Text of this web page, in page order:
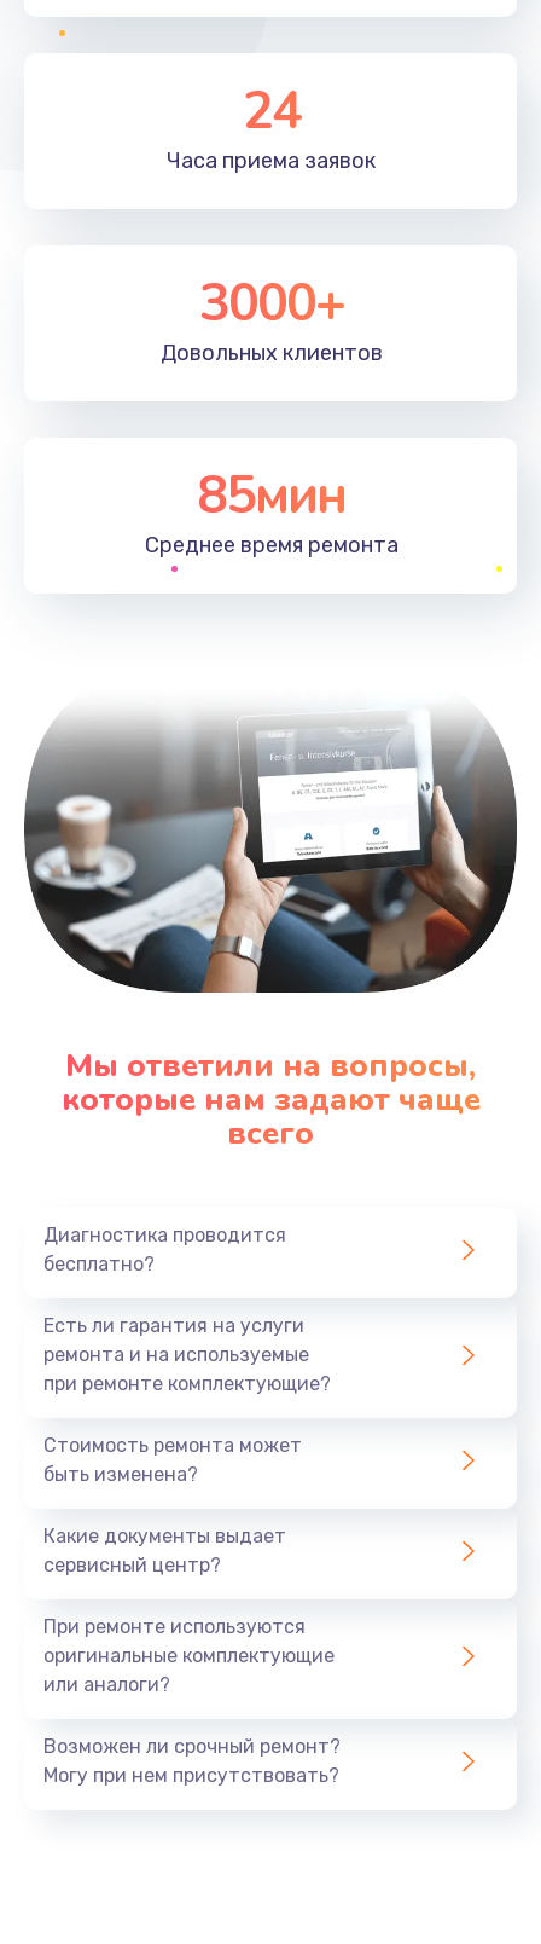
24
Часа приема заявок
3000+
Довольных клиентов
85мин
Среднее время ремонта
Мы ответили на вопросы,
которые нам задают чаще
всего
Диагностика проводится
бесплатно?
Есть ли гарантия на услуги
ремонта и на используемые
при ремонте комплектующие?
Стоимость ремонта может
быть изменена?
Какие документы выдает
сервисный центр?
При ремонте используются
оригинальные комплектующие
или аналоги?
Возможен ли срочный ремонт?
Могу при нем присутствовать?